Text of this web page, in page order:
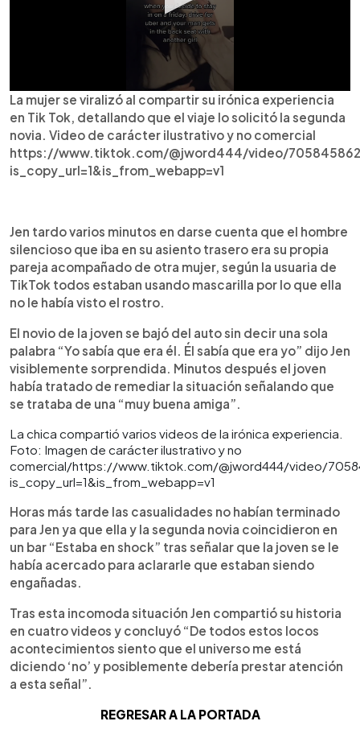
La mujer se viralizó al compartir su irónica experiencia
en Tik Tok, detallando que el viaje lo solicitó la segunda
novia. Video de carácter ilustrativo y no comercial
https://www.tiktok.com/@jword444/video/
is_copy_url=1&is_from_webapp=v1
Jen tardo varios minutos en darse cuenta que el hombre
silencioso que iba en su asiento trasero era su propia
pareja acompañado de otra mujer, según la usuaria de
TikTok todos estaban usando mascarilla por lo que ella
no le había visto el rostro.
El novio de la joven se bajó del auto sin decir una sola
palabra “Yo sabía que era él. Él sabía que era yo” dijo Jen
visiblemente sorprendida. Minutos después el joven
había tratado de remediar la situación señalando que
se trataba de una “muy buena amiga”.
La chica compartió varios videos de la irónica experiencia.
Foto: Imagen de carácter ilustrativo y no
comercial/https://www.tiktok.com/@jword444/video/
is_copy_url=1&is_from_webapp=v1
Horas más tarde las casualidades no habían terminado
para Jen ya que ella y la segunda novia coincidieron en
un bar “Estaba en shock” tras señalar que la joven se le
había acercado para aclararle que estaban siendo
engañadas.
Tras esta incomoda situación Jen compartió su historia
en cuatro videos y concluyó “De todos estos locos
acontecimientos siento que el universo me está
diciendo ‘no’ y posiblemente debería prestar atención
a esta señal”.
REGRESAR A LA PORTADA